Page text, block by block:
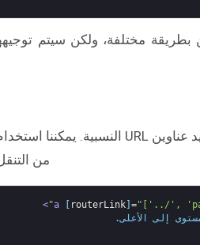
بطريقة مختلفة، ولكن سيتم
من
routerLink ]="['../',
>
إلى الأعلى.